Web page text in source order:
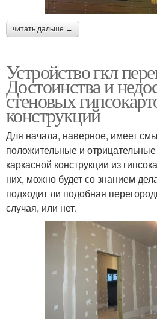
читать дальше →
Устройство гкл
Достоинства и
стеновых
конструкций
Для начала, наверное, имеет
положительные и
каркасной конструкции из
них, можно будет со знанием
подходит ли подобная
случая, или нет.